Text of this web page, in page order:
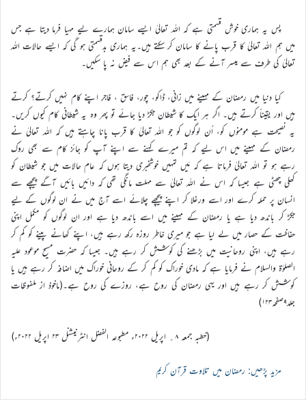
پس یہ ہماری خوش قسمتی ہے کہ اللہ تعالیٰ ایسے سامان ہمارے لیے مہیا فرما دیتا ہے جس
میں ہم اللہ تعالیٰ کا قرب پانے کا سامان کر سکتے ہیں۔یہ ہماری بدقسمتی ہو گی کہ ایسے حالات اللہ
تعالیٰ کی طرف سے میسر آنے کے بعد بھی ہم اس سے فیض نہ پا سکیں۔
کیا دنیا میں رمضان کے مہینے میں زانی، ڈاکو، چور، فاسق ، فاجر اپنے کام نہیں کرتے؟ کرتے
ہیں اور یقیناً کرتے ہیں۔ اگر ہر ایک کا شیطان جکڑ دیا جائے تو پھر وہ یہ شیطانی کام کیوں کریں۔
یہ نصیحت ہے مومنوں کو، اُن لوگوں کو جو اللہ تعالیٰ کا قرب پانا چاہتے ہیں کہ اللہ تعالیٰ نے
رمضان کے مہینے میں اس لیے کہ تم میرے کہنے سے اپنے آپ کو جائز کام سے بھی روک
رہے ہو تو اللہ تعالیٰ فرماتا ہے کہ مَیں تمہیں خوشخبری دیتا ہوں کہ عام حالات میں جو شیطان کو
کھلی چھٹی ہے جیسا کہ اس نے اللہ تعالیٰ سے مہلت مانگی تھی کہ دائیں بائیں آگے پیچھے سے
انسان پر حملہ کرے اور اسے ورغلا کر اپنے پیچھے چلائے اسے آج میں نے ان لوگوں کے لیے
جکڑ کر باندھ دیا ہے یا رمضان کے مہینے میں اسے باندھ دیا ہے اور ان لوگوں کو مکمل اپنی
حفاظت کے حصار میں لے لیا ہے جو میری خاطر روزہ رکھ رہے ہیں، اپنے کھانے پینے کو کم کر
رہے ہیں، اپنی روحانیت میں بڑھنے کی کوشش کر رہے ہیں۔ جیسا کہ حضرت مسیح موعود علیہ
الصلوٰة والسلام نے فرمایا ہے کہ مادی خوراک کو کم کر کے روحانی خوراک میں اضافہ کر رہے ہیں یا
کوشش کر رہے ہیں اور یہی رمضان کی روح ہے، روزے کی روح ہے۔(ماخوذ از ملفوظات
جلد۹صفحہ۱۲۳)
(خطبہ جمعہ ۸؍ اپریل ۲۰۲۲ء مطبوعہ الفضل انٹرنیشنل ۲۳ اپریل ۲۰۲۲ء)
مزید پڑھیں: رمضان میں تلاوت قرآن کریم